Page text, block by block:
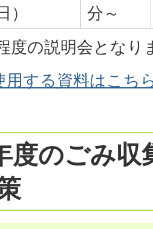
）
分～
度の説明会となり
用する資料はこち
度のごみ収